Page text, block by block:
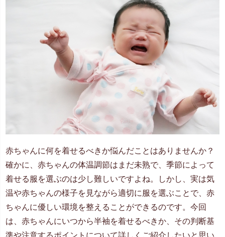
赤ちゃんに何を着せるべきか悩んだことはありませんか？
確かに、赤ちゃんの体温調節はまだ未熟で、季節によって
着せる服を選ぶのは少し難しいですよね。しかし、実は気
温や赤ちゃんの様子を見ながら適切に服を選ぶことで、赤
ちゃんに優しい環境を整えることができるのです。今回
は、赤ちゃんにいつから半袖を着せるべきか、その判断基
準や注意するポイントについて詳しくご紹介したいと思い